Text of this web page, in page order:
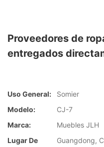
Proveedores de
entregados
Uso General:
Somier
Modelo:
CJ-7
Marca:
Muebles JLH
Lugar De
Guangdong,